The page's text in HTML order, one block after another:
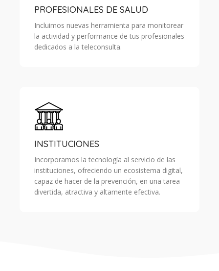
PROFESIONALES DE SALUD
Incluimos nuevas herramienta para monitorear
la actividad y performance de tus profesionales
dedicados a la teleconsulta.
INSTITUCIONES
Incorporamos la tecnología al servicio de las
instituciones, ofreciendo un ecosistema digital,
capaz de hacer de la prevención, en una tarea
divertida, atractiva y altamente efectiva.